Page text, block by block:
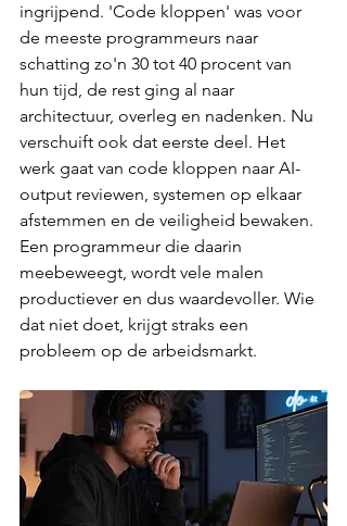
ingrijpend. 'Code kloppen' was voor
de meeste programmeurs naar
schatting zo'n 30 tot 40 procent van
hun tijd, de rest ging al naar
architectuur, overleg en nadenken. Nu
verschuift ook dat eerste deel. Het
werk gaat van code kloppen naar AI-
output reviewen, systemen op elkaar
afstemmen en de veiligheid bewaken.
Een programmeur die daarin
meebeweegt, wordt vele malen
productiever en dus waardevoller. Wie
dat niet doet, krijgt straks een
probleem op de arbeidsmarkt.